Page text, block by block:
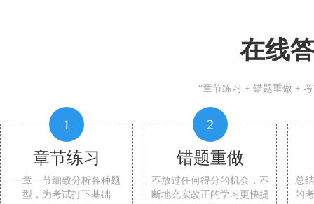
在线
“章节练习 + 错题重做 +
1
章节练习
一章一节细致分析各种题
型，为考试打下基础
2
错题重做
不放过任何得分的机会，不
断地充实改正的学习更快提
总
的